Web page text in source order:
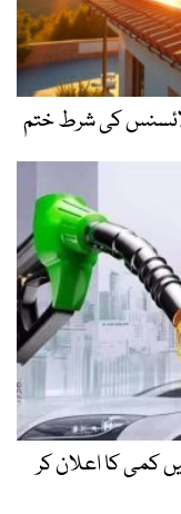
لائسنس کی شرط ختم
کمی کا اعلان کر